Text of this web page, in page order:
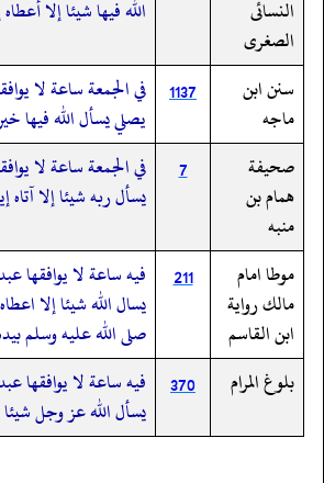
النسائى
الصغرى
الله فيها شيئا إلا أعطاه
سنن ابن
ماجه
1137
في الجمعة ساعة لا
يصلي يسأل الله فيها
صحيفة
همام بن
منبه
7
في الجمعة ساعة لا
يسأل ربه شيئا إلا آتاه
موطا امام
مالك رواية
ابن القاسم
211
فيه ساعة لا يوافقها
يسال الله شيئا إلا
صلى الله عليه وسلم
بلوغ المرام
370
فيه ساعة لا يوافقها
يسأل الله عز وجل شيئا